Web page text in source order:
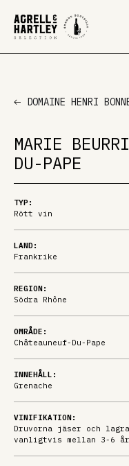
DOMAINE HENRI
MARIE
DU-PAPE
TYP:
Rött vin
LAND:
Frankrike
REGION:
Södra Rhône
OMRÅDE:
Châteauneuf-Du-Pape
INNEHÅLL:
Grenache
VINIFIKATION:
Druvorna jäser och
vanligtvis mellan 3-6